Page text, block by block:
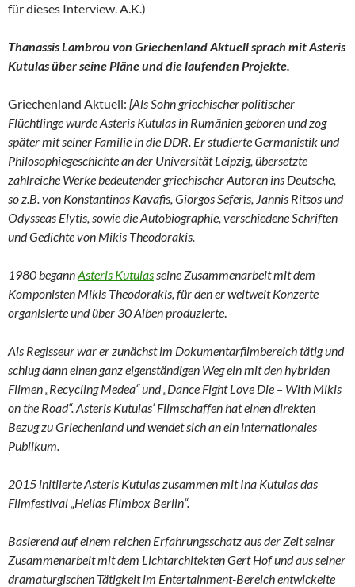
für dieses Interview. A.K.)
Thanassis Lambrou von Griechenland Aktuell sprach mit Asteris
Kutulas über seine Pläne und die laufenden Projekte.
Griechenland Aktuell: [Als Sohn griechischer politischer
Flüchtlinge wurde Asteris Kutulas in Rumänien geboren und zog
später mit seiner Familie in die DDR. Er studierte Germanistik und
Philosophiegeschichte an der Universität Leipzig, übersetzte
zahlreiche Werke bedeutender griechischer Autoren ins Deutsche,
so z.B. von Konstantinos Kavafis, Giorgos Seferis, Jannis Ritsos und
Odysseas Elytis, sowie die Autobiographie, verschiedene Schriften
und Gedichte von Mikis Theodorakis.
1980 begannAsteris Kutulasseine Zusammenarbeit mit dem
Komponisten Mikis Theodorakis, für den er weltweit Konzerte
organisierteund über 30 Alben produzierte.
Als Regisseur war er zunächst im Dokumentarfilmbereich tätig und
schlug dann einen ganz eigenständigen Weg ein mit den hybriden
Filmen „Recycling Medea“ und „Dance Fight Love Die – With Mikis
on the Road“. Asteris Kutulas‘ Filmschaffen hat einen direkten
Bezug zu Griechenland und wendet sich an ein internationales
Publikum.
2015 initiierte Asteris Kutulas zusammen mit Ina Kutulas das
Filmfestival „Hellas Filmbox Berlin“.
Basierend auf einem reichen Erfahrungsschatz aus der Zeit seiner
Zusammenarbeit mit dem Lichtarchitekten Gert Hof und aus seiner
dramaturgischen Tätigkeit im Entertainment-Bereich entwickelte